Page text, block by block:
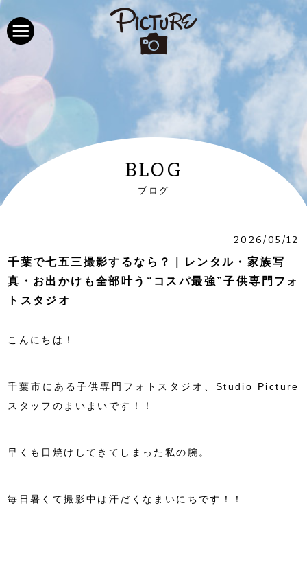
BLOG
ブログ
2026/05/12
千葉で七五三撮影するなら？｜レンタル・家族写
真・お出かけも全部叶う“コスパ最強”子供専門フォ
トスタジオ
こんにちは！
千葉市にある子供専門フォトスタジオ、Studio Picture
スタッフのまいまいです！！
早くも日焼けしてきてしまった私の腕。
毎日暑くて撮影中は汗だくなまいにちです！！